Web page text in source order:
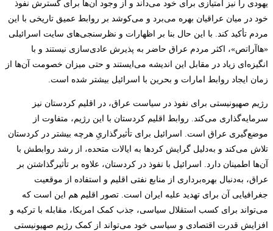
یهودی را نیز امتیازی برای خود می‌داند و از وجود آن‌ها برای گسترش نفوذ
خود در میان عراقیان بهره می‌برد و می‌کوشد بر روابط عمیق تاریخی با این
مردم تأکید کند. با این حال بنا بر اظهارات و نظرسنجی‌های سایت اسرائیلی
«هاآراتص»، اکثر مردم عراق حاضر به پذیرش عادی‌سازی نیستند و با
انگیزه‌ای زیاد در مقابل این اندیشه می‌ایستند و حتی میزان خصومت آن‌ها از
زمان ایجاد روابط امارات و بحرین با اسرائیل بیشتر شده است.
رژیم صهیونیستی برای نفوذ در سیاست عراق، در اقلیم کردستان نیز
سرمایه‌گذاری می‌کند. روابط اقلیم کردستان با این رژیم، متفاوت از
موضع‌گیری عراق است. اسرائیل برای تأثیرگذاریِ هرچه بیشتر در کردستان
تلاش می‌کند و به‌دلیل گرایش کردها به ایالات متحده، از رشد روابطش با
آن‌ها اطمینان دارد. اسرائیل با نفوذ در کردستان، علاوه بر تأثیرگذاشتن بر
عراق، به‌دنبال بهره‌برداری از منابع نفتی اقلیم و استفاده از موقعیت
جغرافیایی آن برای تهدید علیه ایران است. تصور اقلیم هم این است که
می‌تواند برای کسب استقلال سیاسی، جذب کمک امریکا، مقابله با ترکیه و
افزایش قدرت اقتصادی و سیاسی خود می‌تواند از کمک رژیم صهیونیستی